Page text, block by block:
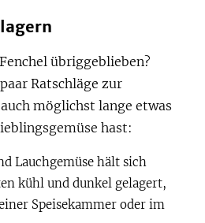
übriggeblieben?
Ratschläge zur
möglichst lange etwas
hast:
Lauchgemüse hält sich
kühl und dunkel gelagert,
Speisekammer oder im